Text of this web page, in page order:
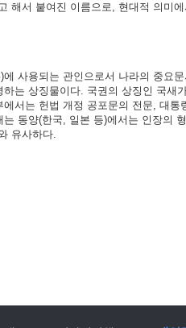
해서 붙여진 이름으로, 현대적 의미
에 사용되는 관인으로서 나라의 중요
하는 상징물이다. 국권의 상징인 국새
에서는 헌법 개정 공포문의 전문, 대
는 동양(한국, 일본 등)에서는 인장의
유사하다.